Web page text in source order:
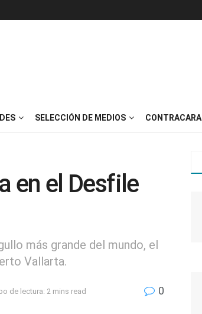
SELECCIÓN DE MEDIOS CONTRACARA
en el Desfile
más grande del mundo, el
Vallarta.
de lectura: 2 mins read 0